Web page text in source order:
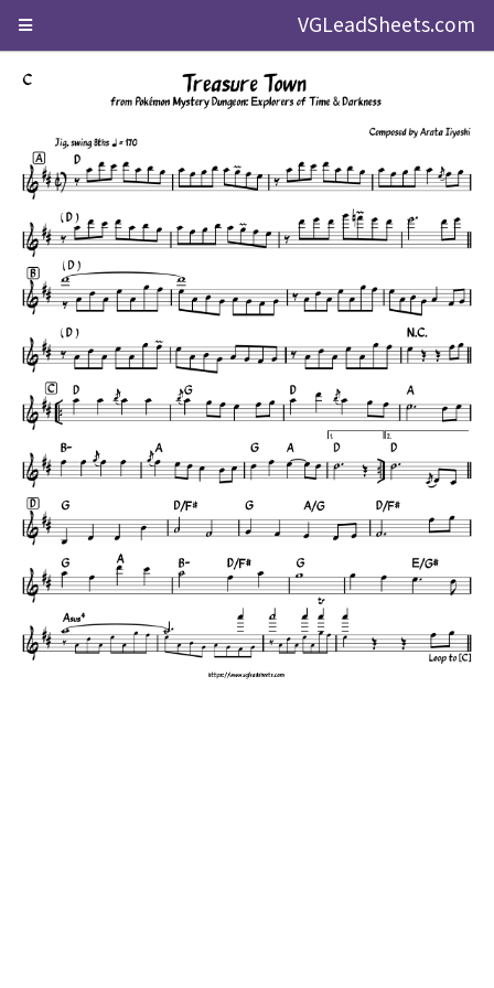
VGLeadSheets.com